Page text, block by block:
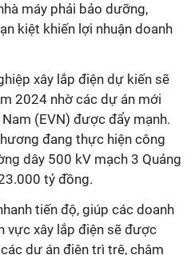
máy phải bảo dưỡng,
kiệt khiến lợi nhuận doanh
xây lắp điện dự kiến sẽ
2024 nhờ các dự án mới
(EVN) được đẩy mạnh.
đang thực hiện công
dây 500 kV mạch 3 Quảng
tỷ đồng.
tiến độ, giúp các doanh
vực xây lắp điện sẽ được
dự án điện trì trệ, chậm